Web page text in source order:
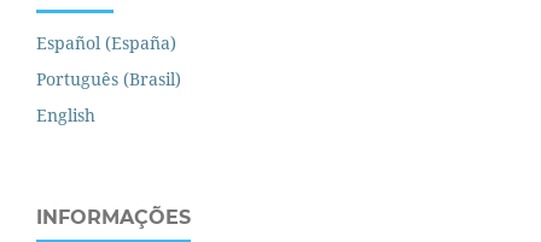
Español (España)
Português (Brasil)
English
INFORMAÇÕES